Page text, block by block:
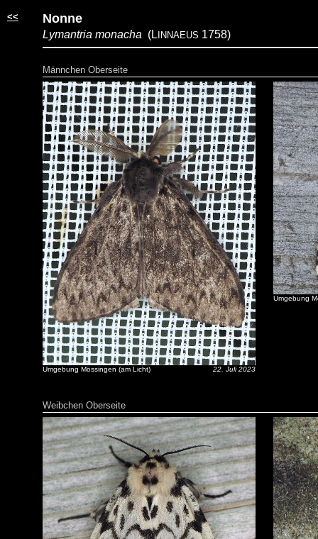
<< Nonne
Lymantria monacha (L INNAEUS 1758)
Männchen Oberseite
Umgebung Mössingen (am Licht) 22. Juli 2023
Umgebung
Weibchen Oberseite